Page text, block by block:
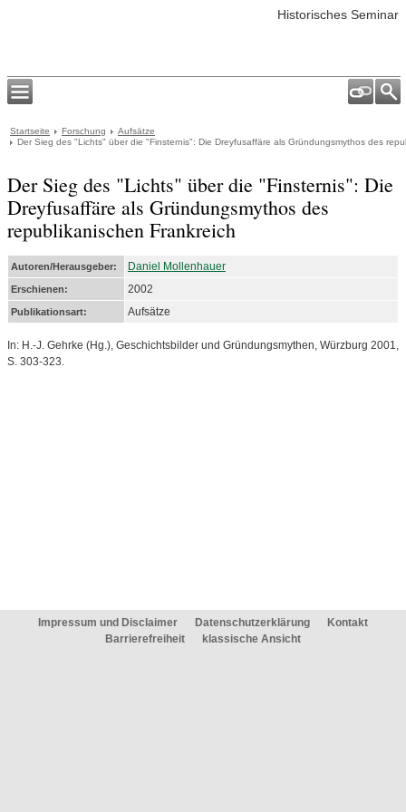
Historisches Seminar
Startseite Forschung
Aufsätze
Der Sieg des "Lichts" über die "Finsternis": Die Dreyfusaffäre als Gründungsmythos des
Der Sieg des "Lichts" über die "Finsternis": Die
Dreyfusaffäre als Gründungsmythos des
republikanischen Frankreich
Autoren/Herausgeber: Daniel Mollenhauer
Erschienen: 2002
Publikationsart: Aufsätze
In: H.-J. Gehrke (Hg.), Geschichtsbilder und Gründungsmythen, Würzburg 2001,
S. 303-323.
Impressum und Disclaimer Datenschutzerklärung
Kontakt
Barrierefreiheit
klassische Ansicht